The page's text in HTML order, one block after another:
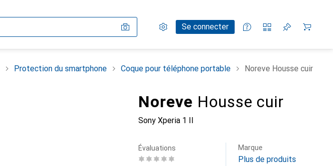
Paramètres
Compte clientSe connecter
Listes de comparaison
Listes d'envies
Panier
Protection du smartphone Coque pour téléphone portable Noreve Housse cuir
Noreve Housse cuir
Sony Xperia 1 II
Évaluations Marque
Plus de produits